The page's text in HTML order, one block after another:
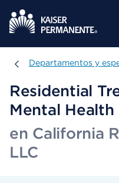
Departamentos y
Departamentos y
Residential
Mental Health
en California
LLC